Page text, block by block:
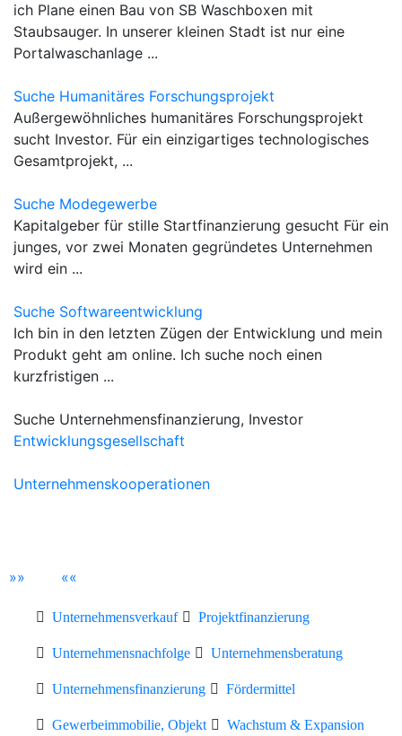
ich Plane einen Bau von SB Waschboxen mit
Staubsauger. In unserer kleinen Stadt ist nur eine
Portalwaschanlage ...
Suche Humanitäres Forschungsprojekt
Außergewöhnliches humanitäres Forschungsprojekt
sucht Investor. Für ein einzigartiges technologisches
Gesamtprojekt, ...
Suche Modegewerbe
Kapitalgeber für stille Startfinanzierung gesucht Für ein
junges, vor zwei Monaten gegründetes Unternehmen
wird ein ...
Suche Softwareentwicklung
Ich bin in den letzten Zügen der Entwicklung und mein
Produkt geht am online. Ich suche noch einen
kurzfristigen ...
Suche Unternehmensfinanzierung, Investor
Entwicklungsgesellschaft
Unternehmenskooperationen
»» ««
Unternehmensverkauf Projektfinanzierung
Unternehmensnachfolge Unternehmensberatung
Unternehmensfinanzierung Fördermittel
Gewerbeimmobilie, Objekt Wachstum & Expansion